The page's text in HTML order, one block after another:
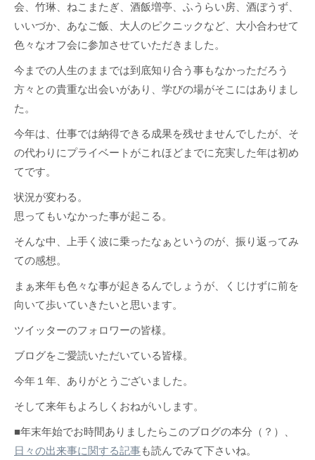
会、竹琳、ねこまたぎ、酒飯増亭、ふうらい房、酒ぼうず、
いいづか、あなご飯、大人のピクニックなど、大小合わせて
色々なオフ会に参加させていただきました。
今までの人生のままでは到底知り合う事もなかっただろう
方々との貴重な出会いがあり、学びの場がそこにはありまし
た。
今年は、仕事では納得できる成果を残せませんでしたが、そ
の代わりにプライベートがこれほどまでに充実した年は初め
てです。
状況が変わる。
思ってもいなかった事が起こる。
そんな中、上手く波に乗ったなぁというのが、振り返ってみ
ての感想。
まぁ来年も色々な事が起きるんでしょうが、くじけずに前を
向いて歩いていきたいと思います。
ツイッターのフォロワーの皆様。
ブログをご愛読いただいている皆様。
今年１年、ありがとうございました。
そして来年もよろしくおねがいします。
■年末年始でお時間ありましたらこのブログの本分（？）、
日々の出来事に関する記事も読んでみて下さいね。